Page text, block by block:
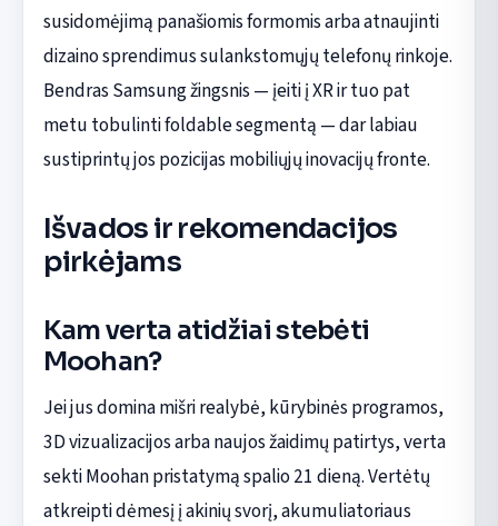
susidomėjimą panašiomis formomis arba atnaujinti
dizaino sprendimus sulankstomųjų telefonų rinkoje.
Bendras Samsung žingsnis — įeiti į XR ir tuo pat
metu tobulinti foldable segmentą — dar labiau
sustiprintų jos pozicijas mobiliųjų inovacijų fronte.
Išvados ir rekomendacijos
pirkėjams
Kam verta atidžiai stebėti
Moohan?
Jei jus domina mišri realybė, kūrybinės programos,
3D vizualizacijos arba naujos žaidimų patirtys, verta
sekti Moohan pristatymą spalio 21 dieną. Vertėtų
atkreipti dėmesį į akinių svorį, akumuliatoriaus